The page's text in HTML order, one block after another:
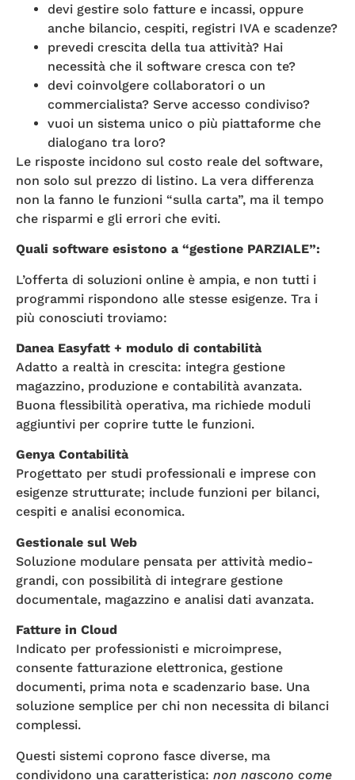
devi gestire solo fatture e incassi, oppure
anche bilancio, cespiti, registri IVA e scadenze?
prevedi crescita della tua attività? Hai
necessità che il software cresca con te?
devi coinvolgere collaboratori o un
commercialista? Serve accesso condiviso?
vuoi un sistema unico o più piattaforme che
dialogano tra loro?
Le risposte incidono sul costo reale del software,
non solo sul prezzo di listino. La vera differenza
non la fanno le funzioni “sulla carta”, ma il tempo
che risparmi e gli errori che eviti.
Quali software esistono a “gestione PARZIALE”:
L’offerta di soluzioni online è ampia, e non tutti i
programmi rispondono alle stesse esigenze. Tra i
più conosciuti troviamo:
Danea Easyfatt + modulo di contabilità
Adatto a realtà in crescita: integra gestione
magazzino, produzione e contabilità avanzata.
Buona flessibilità operativa, ma richiede moduli
aggiuntivi per coprire tutte le funzioni.
Genya Contabilità
Progettato per studi professionali e imprese con
esigenze strutturate; include funzioni per bilanci,
cespiti e analisi economica.
Gestionale sul Web
Soluzione modulare pensata per attività medio-
grandi, con possibilità di integrare gestione
documentale, magazzino e analisi dati avanzata.
Fatture in Cloud
Indicato per professionisti e microimprese,
consente fatturazione elettronica, gestione
documenti, prima nota e scadenzario base. Una
soluzione semplice per chi non necessita di bilanci
complessi.
Questi sistemi coprono fasce diverse, ma
condividono una caratteristica: non nascono come